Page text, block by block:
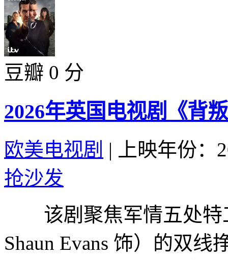
豆瓣 0 分
2026年英国电视剧《背
欧美电视剧 |
上映年份：
抢沙发
该剧聚焦军情五处特
Shaun Evans 饰）的双